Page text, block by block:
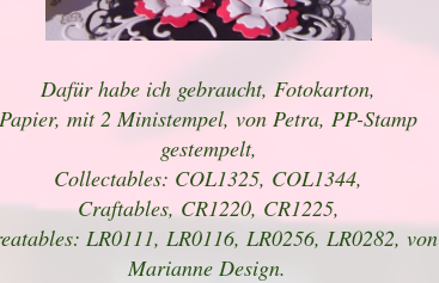
Dafür habe ich gebraucht, Fotokarton,
Papier, mit 2 Ministempel, von Petra, PP-Stamp
gestempelt,
Collectables: COL1325, COL1344,
Craftables, CR1220, CR1225,
LR0111, LR0116, LR0256, LR0282, von
Marianne Design.